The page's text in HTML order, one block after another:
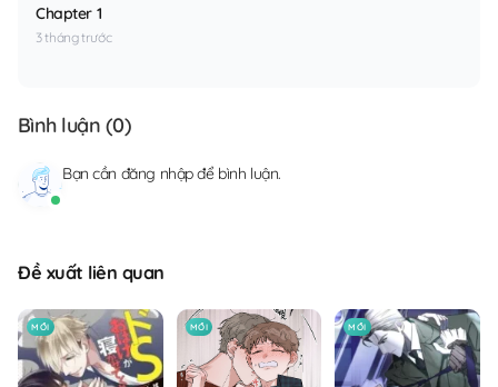
Chapter 1
3 tháng trước
Bình luận (0)
Bạn cần đăng nhậpđể bình luận.
Đề xuất liên quan
MỚI MỚI MỚI